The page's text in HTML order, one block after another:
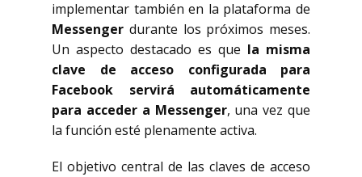
implementar también en la plataforma de
Messenger durante los próximos meses.
Un aspecto destacado es que la misma
clave de acceso configurada para
Facebook servirá automáticamente
para acceder a Messenger, una vez que
la función esté plenamente activa.
El objetivo central de las claves de acceso